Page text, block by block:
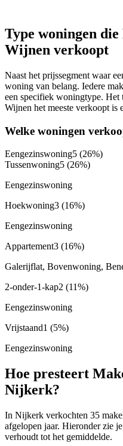
Type woningen
Wijnen verkoopt
Naast het prijssegment waar
woning van belang. Iedere
een specifiek woningtype.
Wijnen het meeste verkoopt is
Welke woningen
Eengezinswoning5 (26%)
Tussenwoning5 (26%)
Eengezinswoning
Hoekwoning3 (16%)
Eengezinswoning
Appartement3 (16%)
Galerijflat, Bovenwoning,
2-onder-1-kap2 (11%)
Eengezinswoning
Vrijstaand1 (5%)
Eengezinswoning
Hoe presteert
Nijkerk?
In Nijkerk verkochten 35
afgelopen jaar. Hieronder zie
verhoudt tot het gemiddelde.